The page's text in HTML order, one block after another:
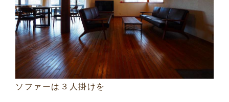
ソファーは３人掛けを